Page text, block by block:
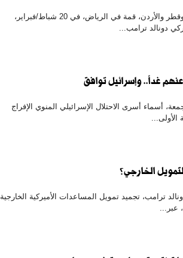
يعقد قادة السعودية ومصر والإمارات وقطر والأردن، قمة في الرياض، في 20 شباط/فبراير،
دونالد ترامب...
غداً.. وإسرائيل توافق
أسماء أسرى الاحتلال الإسرائيلي المنوي الإفراج
الخارجي؟
ترامب، تجميد تمويل المساعدات الأميركية الخارجية